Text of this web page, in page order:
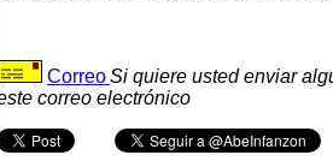
CorreoSi quiere usted enviar
correo electrónico